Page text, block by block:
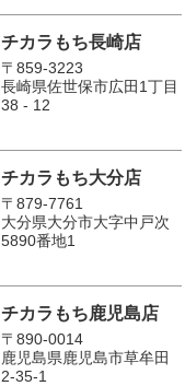
チカラもち長崎店
〒859-3223
長崎県佐世保市広田1丁目
38 - 12
チカラもち大分店
〒879-7761
大分県大分市大字中戸次
5890番地1
チカラもち鹿児島店
〒890-0014
鹿児島県鹿児島市草牟田
2-35-1